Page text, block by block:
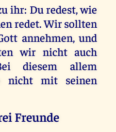
ihr: Duredest,wie
redet.Wirsollten
annehmen,und
wir nicht auch
diesem
allem
nicht mit seinen
Freunde